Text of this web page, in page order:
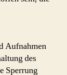
Aufnahmen
des
Sperrung